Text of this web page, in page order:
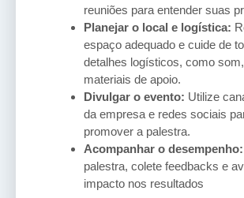
reuniões para entender suas
Planejar o local e logística:
espaço adequado e cuide de
detalhes logísticos, como
materiais de apoio.
Divulgar o evento: Utilize
da empresa e redes sociais
promover a palestra.
Acompanhar o desempenho:
palestra, colete feedbacks e
impacto nos resultados